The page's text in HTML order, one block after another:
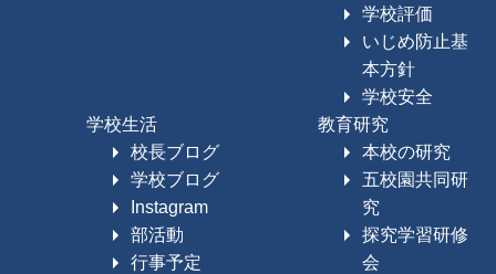
学校評価
いじめ防止基
本方針
学校安全
学校生活
校長ブログ
学校ブログ
Instagram
部活動
行事予定
教育研究
本校の研究
五校園共同研
究
探究学習研修
会